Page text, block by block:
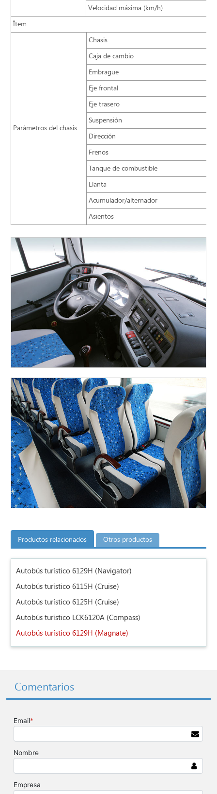
Velocidad máxima (km/h)
Ítem
Parámetros del chasis
Chasis
Caja de cambio
Embrague
Eje frontal
Eje trasero
Suspensión
Dirección
Frenos
Tanque de combustible
Llanta
Acumulador/alternador
Asientos
Productos relacionados Otros productos
Autobús turístico 6129H (Navigator)
Autobús turístico 6115H (Cruise)
Autobús turístico 6125H (Cruise)
Autobús turístico LCK6120A (Compass)
Autobús turístico 6129H (Magnate)
Comentarios